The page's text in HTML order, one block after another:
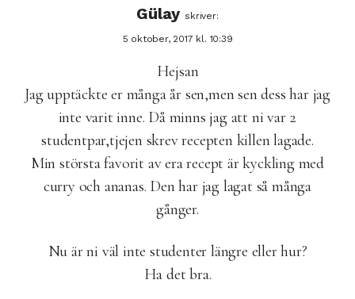
Gülay skriver:
5 oktober, 2017 kl. 10:39
Hejsan
Jag upptäckte er många år sen,men sen dess har jag
inte varit inne. Då minns jag att ni var 2
studentpar,tjejen skrev recepten killen lagade.
Min största favorit av era recept är kyckling med
curry och ananas. Den har jag lagat så många
gånger.
Nu är ni väl inte studenter längre eller hur?
Ha det bra.